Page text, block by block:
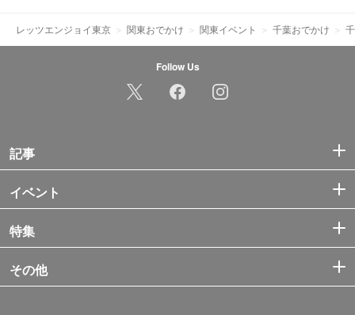
レッツエンジョイ東京 関東おでかけ 関東イベント 千葉おでかけ
Follow Us
記事
イベント
特集
その他